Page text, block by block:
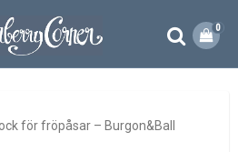
0
för fröpåsar – Burgon&Ball